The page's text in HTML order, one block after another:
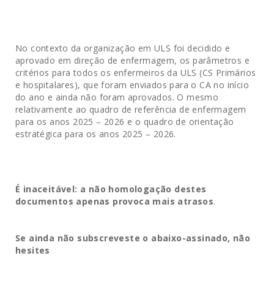
No contexto da organização em ULS foi decidido e
aprovado em direção de enfermagem, os parâmetros e
critérios para todos os enfermeiros da ULS (CS Primários
e hospitalares), que foram enviados para o CA no início
do ano e ainda não foram aprovados. O mesmo
relativamente ao quadro de referência de enfermagem
para os anos 2025 – 2026 e o quadro de orientação
estratégica para os anos 2025 – 2026.
É inaceitável: a não homologação destes
documentos apenas provoca mais atrasos.
Se ainda não subscreveste o abaixo-assinado, não
hesites